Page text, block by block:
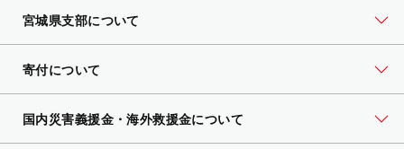
宮城県支部について
寄付について
国内災害義援金・海外救援金について